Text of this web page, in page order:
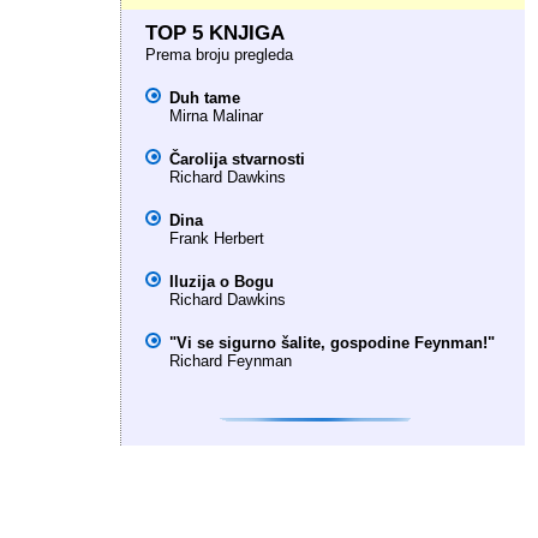
TOP 5 KNJIGA
Prema broju pregleda
Duh tame
Mirna Malinar
Čarolija stvarnosti
Richard Dawkins
Dina
Frank Herbert
Iluzija o Bogu
Richard Dawkins
"Vi se sigurno šalite, gospodine Feynman!"
Richard Feynman